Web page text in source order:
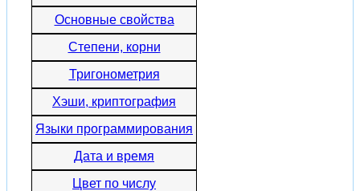
Основные свойства
Степени, корни
Тригонометрия
Хэши, криптография
Языки программирования
Дата и время
Цвет по числу